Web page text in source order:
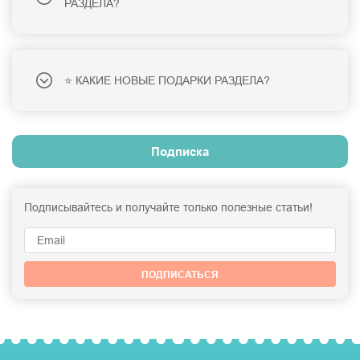
ищете что-то необычное для руководителя? Планинг "В режиме
гения"
визитница "Чего хотят женщины"
: живой цветок, который будет радовать ее несколько лет.
рожденья
Для того, чтобы преподнести подарок девушке не обязательно ждать
особенного повода. Мы готовы помочь вам найти женский подарок,
который не оставит равнодушной ни Любимую, ни маму с сестрой, ни
РАЗДЕЛА?
⭐ КАКИЕ НОВЫЕ ПОДАРКИ РАЗДЕЛА?
Подписка
Подписывайтесь и получайте только полезные статьи!
ПОДПИСАТЬСЯ